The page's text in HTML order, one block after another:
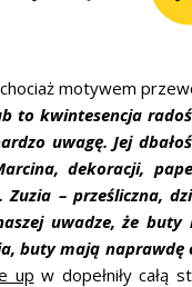
motywem
to kwintesencja
uwagę. Jej
dekoracji,
– prześliczna,
uwadze, że
buty mają naprawdę
up w dopełniły całą